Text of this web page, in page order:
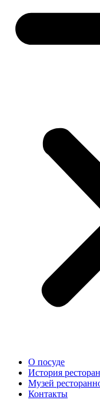
О посуде
История
Музей
Контакты